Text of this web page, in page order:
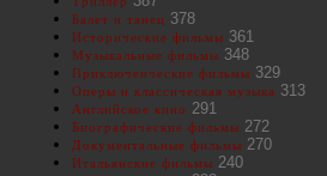
Балет и танец 378
Исторические фильмы 361
Музыкальные фильмы 348
Приключенческие фильмы 329
Оперы и классическая музыка 313
Английское кино 291
Биографические фильмы 272
Документальные фильмы 270
Итальянские фильмы 240